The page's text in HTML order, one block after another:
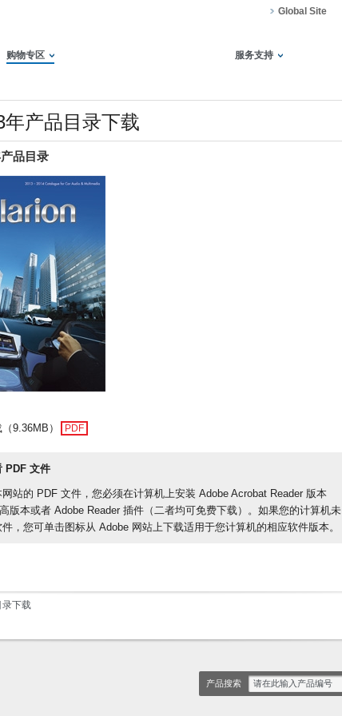
Global Site
购物专区 服务支持
年产品目录下载
品目录
9.36MB） PDF
PDF 文件
站的 PDF 文件，您必须在计算机上安装 Adobe Acrobat Reader 版本
版本或者 Adobe Reader 插件（二者均可免费下载）。如果您的计算机未
，您可单击图标从 Adobe 网站上下载适用于您计算机的相应软件版本。
下载
产品搜索